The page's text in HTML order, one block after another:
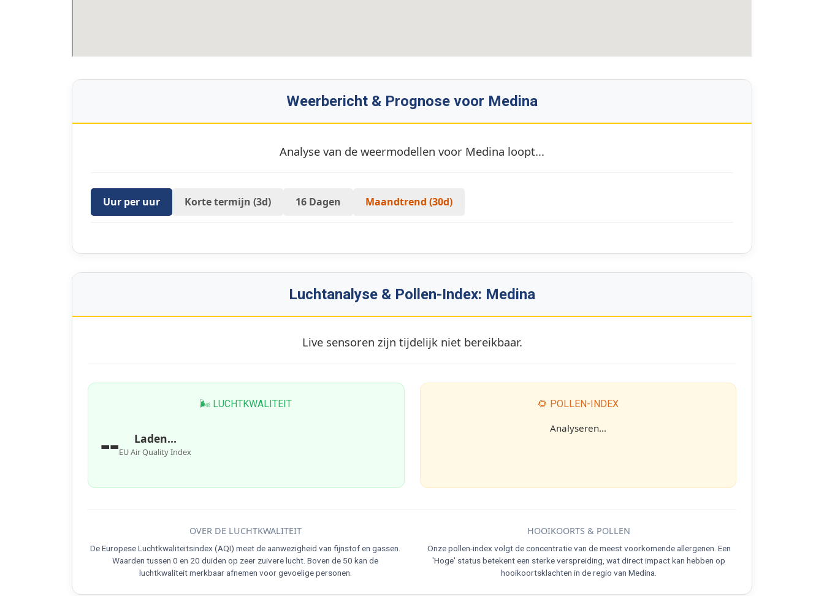
Weerbericht & Prognose voor Medina
Analyse van de weermodellen voor Medina loopt...
Uur per uur Korte termijn (3d) 16 Dagen Maandtrend (30d)
Luchtanalyse & Pollen-Index: Medina
Live sensoren zijn tijdelijk niet bereikbaar.
🌬 LUCHTKWALITEIT
-- Laden...
EU Air Quality Index
🌻 POLLEN-INDEX
Analyseren...
OVER DE LUCHTKWALITEIT
De Europese Luchtkwaliteitsindex (AQI) meet de aanwezigheid van fijnstof en gassen.
Waarden tussen 0 en 20 duiden op zeer zuivere lucht. Boven de 50 kan de
luchtkwaliteit merkbaar afnemen voor gevoelige personen.
HOOIKOORTS & POLLEN
Onze pollen-index volgt de concentratie van de meest voorkomende allergenen. Een
'Hoge' status betekent een sterke verspreiding, wat direct impact kan hebben op
hooikoortsklachten in de regio van Medina.